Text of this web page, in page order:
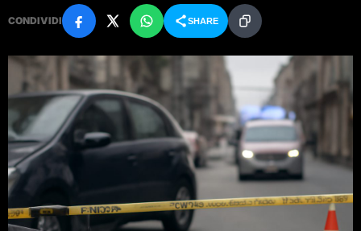
CONDIVIDI SHARE